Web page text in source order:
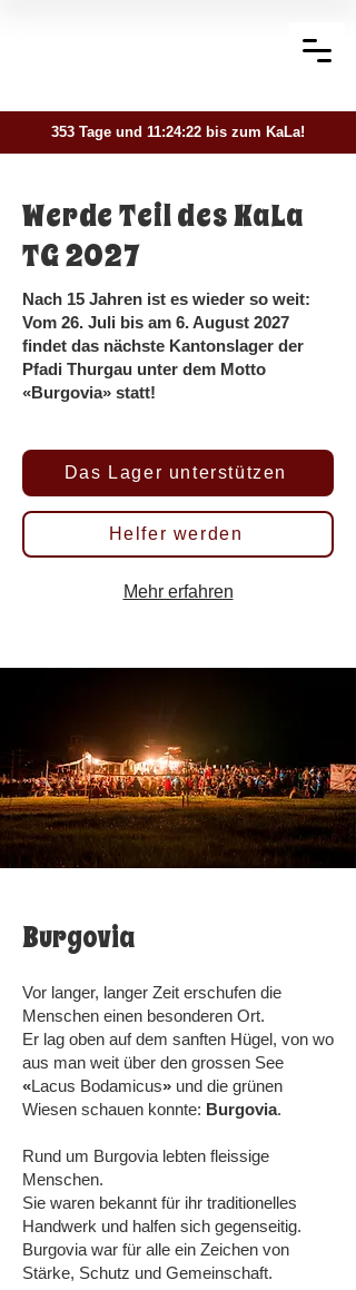
353 Tage und 11:24:22 bis zum KaLa!
Werde Teil des KaLa
TG 2027
Nach 15 Jahren ist es wieder so weit:
Vom 26. Juli bis am 6. August 2027
findet das nächste Kantonslager der
Pfadi Thurgau unter dem Motto
«Burgovia» statt!
Das Lager unterstützen
Helfer werden
Mehr erfahren
Burgovia
Vor langer, langer Zeit erschufen die
Menschen einen besonderen Ort.
Er lag oben auf dem sanften Hügel, von wo
aus man weit über den grossen See
«Lacus Bodamicus» und die grünen
Wiesen schauen konnte: Burgovia.
Rund um Burgovia lebten fleissige
Menschen.
Sie waren bekannt für ihr traditionelles
Handwerk und halfen sich gegenseitig.
Burgovia war für alle ein Zeichen von
Stärke, Schutz und Gemeinschaft.